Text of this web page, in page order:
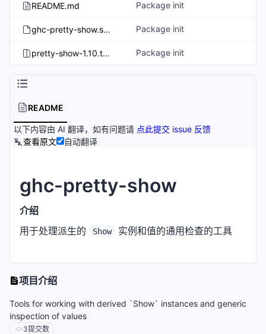
README.md Package init
ghc-pretty-show.spec Package init
pretty-show-1.10.tar.gz Package init
README
以下内容由 AI 翻译，如有问题请 点此提交 issue 反馈
查看原文
自动翻译
ghc-pretty-show
介绍
用于处理派生的
Show 实例和值的通用检查的工具
项目介绍
Tools for working with derived `Show` instances and generic
inspection of values
3提交数